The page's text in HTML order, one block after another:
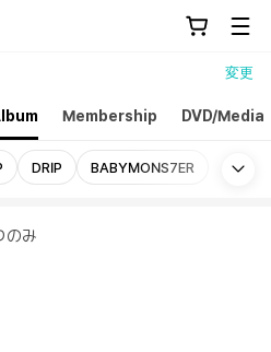
変更
Membership DVD/Media
DRIP BABYMONS7ER
のみ